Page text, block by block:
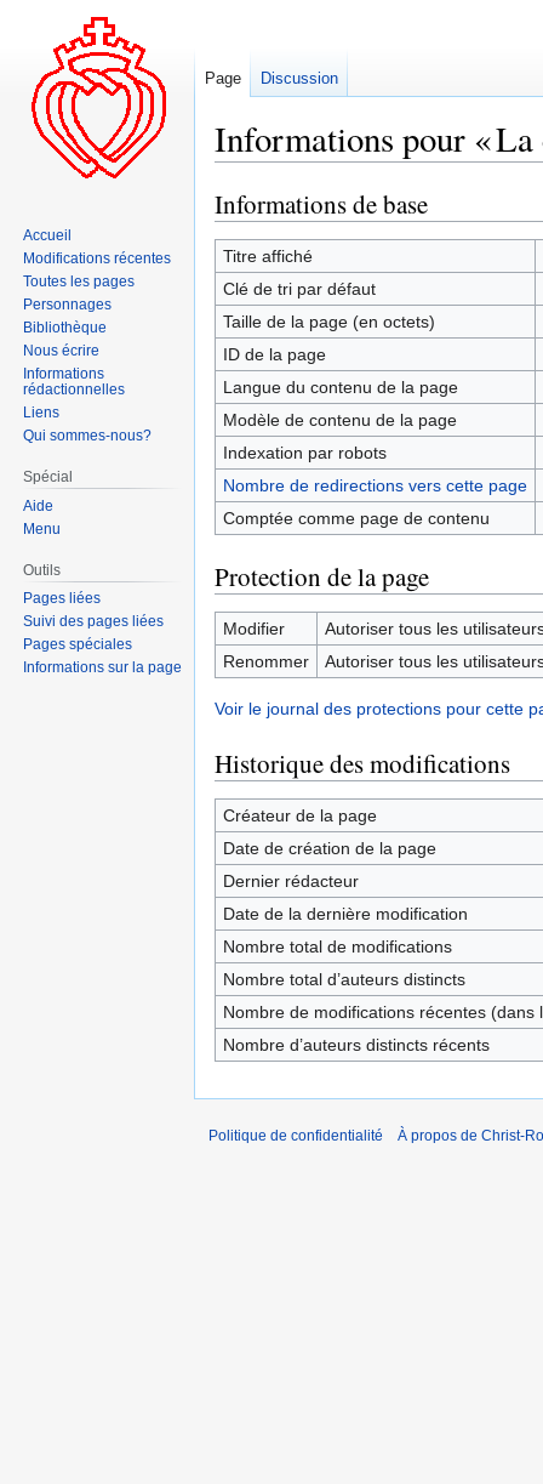
Informations pour «
Aller
à
la
navigation
Aller
à
la
recherche
Informations de base
Titre affiché
Clé de tri par défaut
Taille de la page (en octets)
ID de la page
Langue du contenu de la page
Modèle de contenu de la page
Indexation par robots
Nombre de redirections vers cette page
Comptée comme page de contenu
Protection de la page
Modifier
Autoriser tous les
Renommer
Autoriser tous les
Voir le journal des protections pour cette
Historique des modifications
Créateur de la page
Date de création de la page
Dernier rédacteur
Date de la dernière modification
Nombre total de modifications
Nombre total d’auteurs distincts
Nombre de modifications récentes (dans
Nombre d’auteurs distincts récents
Page Discussion
Accueil
Modifications récentes
Toutes les pages
Personnages
Bibliothèque
Nous écrire
Informations
rédactionnelles
Liens
Qui sommes-nous?
Spécial
Aide
Menu
Outils
Pages liées
Suivi des pages liées
Pages spéciales
Informations sur la page
Politique de confidentialité À propos de Christ-